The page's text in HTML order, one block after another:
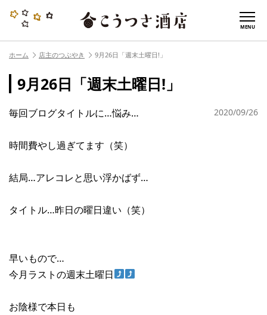
MENU
ホーム 店主のつぶやき 9月26日「週末土曜日!」
9月26日「週末土曜日!」
2020/09/26
毎回ブログタイトルに…悩み…
時間費やし過ぎてます（笑）
結局…アレコレと思い浮かばず…
タイトル…昨日の曜日違い（笑）
早いもので…
今月ラストの週末土曜日
お陰様で本日も